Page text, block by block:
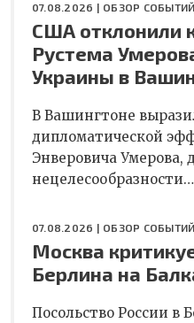
07.08.2026 | ОБЗОР СОБЫТИЙ
США отклонили
Рустема
Украины в
В Вашингтоне
дипломатической
Энверовича Умерова,
нецелесообразности…
07.08.2026 | ОБЗОР СОБЫТИЙ
Москва
Берлина на
Посольство России в